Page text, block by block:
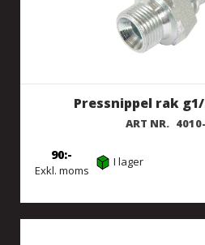
Pressnippel rak
ART NR.
Exkl. moms
90 I lager